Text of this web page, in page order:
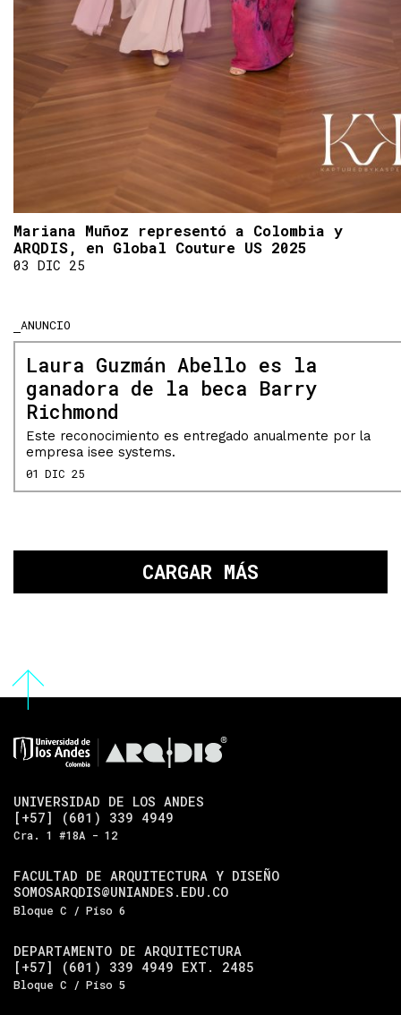
Mariana Muñoz representó a Colombia y
ARQDIS, en Global Couture US 2025
03 DIC 25
ANUNCIO
Laura Guzmán Abello es la
ganadora de la beca Barry
Richmond
Este reconocimiento es entregado anualmente por la
empresa isee systems.
01 DIC 25
CARGAR MÁS
UNIVERSIDAD DE LOS ANDES
[+57] (601) 339 4949
Cra. 1 #18A - 12
FACULTAD DE ARQUITECTURA Y DISEÑO
SOMOSARQDIS@UNIANDES.EDU.CO
Bloque C / Piso 6
DEPARTAMENTO DE ARQUITECTURA
[+57] (601) 339 4949 EXT. 2485
Bloque C / Piso 5